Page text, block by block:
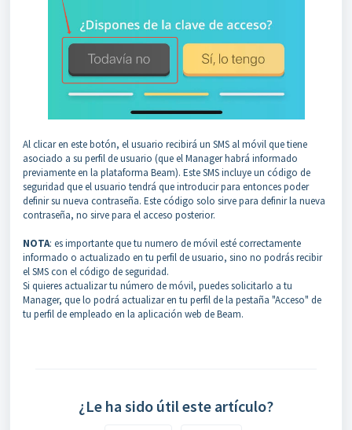
Al clicar en este botón, el usuario recibirá un SMS al móvil que tiene
asociado a su perfil de usuario (que el Manager habrá informado
previamente en la plataforma Beam). Este SMS incluye un código de
seguridad que el usuario tendrá que introducir para entonces poder
definir su nueva contraseña. Este código solo sirve para definir la nueva
contraseña, no sirve para el acceso posterior.
NOTA: es importante que tu numero de móvil esté correctamente
informado o actualizado en tu perfil de usuario, sino no podrás recibir
el SMS con el código de seguridad.
Si quieres actualizar tu número de móvil, puedes solicitarlo a tu
Manager, que lo podrá actualizar en tu perfil de la pestaña "Acceso" de
tu perfil de empleado en la aplicación web de Beam.
¿Le ha sido útil este artículo?